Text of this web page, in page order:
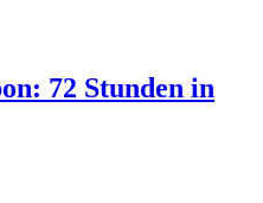
72 Stunden in